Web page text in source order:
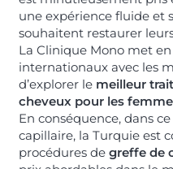
une expérience fluide et
souhaitent restaurer
La Clinique Mono met
internationaux avec les
d’explorer le meilleur
cheveux pour les
En conséquence, dans
capillaire, la Turquie est
procédures de greffe de